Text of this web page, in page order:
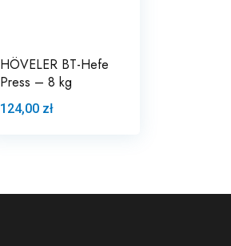
HÖVELER BT-Hefe
Press – 8 kg
124,00 zł